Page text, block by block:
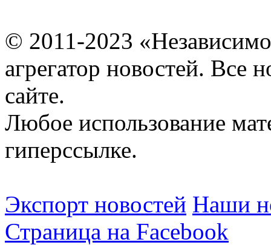
© 2011-2023
агрегатор новостей. Все
сайте.
Любое использование
гиперссылке.
Экспорт новостей Наши
Страница на Facebook